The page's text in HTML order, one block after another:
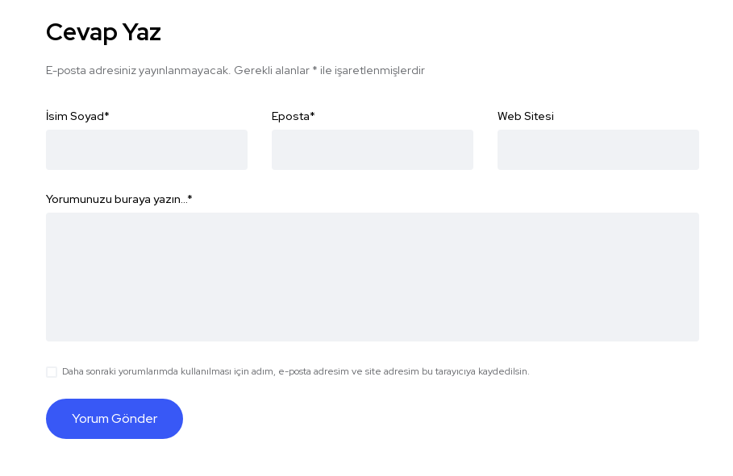
Cevap Yaz
E-posta adresiniz yayınlanmayacak. Gerekli alanlar * ile işaretlenmişlerdir
İsim Soyad* Eposta* Web Sitesi
Yorumunuzu buraya yazın...*
Daha sonraki yorumlarımda kullanılması için adım, e-posta adresim ve site adresim bu tarayıcıya kaydedilsin.